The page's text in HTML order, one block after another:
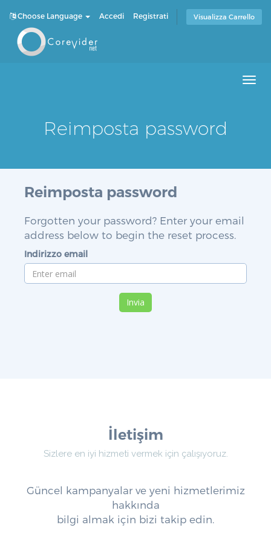
Choose Language Accedi Registrati Visualizza Carrello
Reimposta password
Reimposta password
Forgotten your password? Enter your email
address below to begin the reset process.
Indirizzo email
Invia
İletişim
Sizlere en iyi hizmeti vermek için çalışıyoruz.
Güncel kampanyalar ve yeni hizmetlerimiz
hakkında
bilgi almak için bizi takip edin.